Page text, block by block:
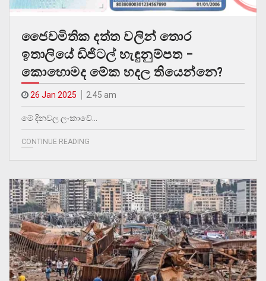
ජෛවමිතික දත්ත වලින් තොර
ඉතාලියේ ඩිජිටල් හැඳුනුම්පත –
කොහොමද මේක හදල තියෙන්නෙ?
26 Jan 2025 2.45 am
මේ දිනවල ලංකාවේ…
CONTINUE READING